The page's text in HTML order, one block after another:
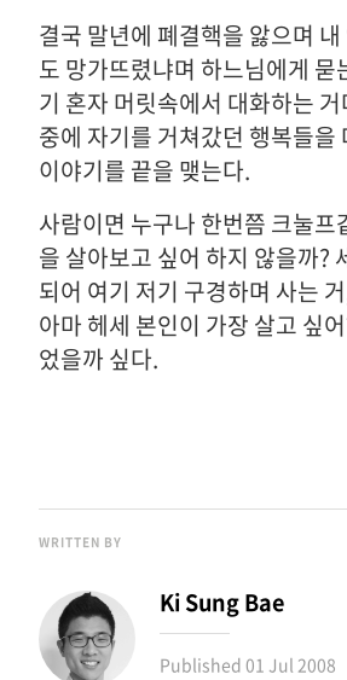
결국 말년에 폐결핵을 앓으며
도 망가뜨렸냐며 하느님에게 묻
기 혼자 머릿속에서 대화하는
중에 자기를 거쳐갔던 행복들을
이야기를 끝을 맺는다.
사람이면 누구나 한번쯤 크눌프
을 살아보고 싶어 하지 않을까?
되어 여기 저기 구경하며 사는
아마 헤세 본인이 가장 살고 싶
었을까 싶다.
WRITTEN BY
Ki Sung Bae
Published 01 Jul 2008